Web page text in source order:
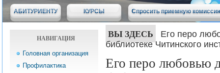
АБИТУРИЕНТУ КУРСЫ Спросить приемную
НАВИГАЦИЯ
Головная организация
Профилактика
ВЫ ЗДЕСЬ
Его перо
библиотеке Читинского
Его перо любовью